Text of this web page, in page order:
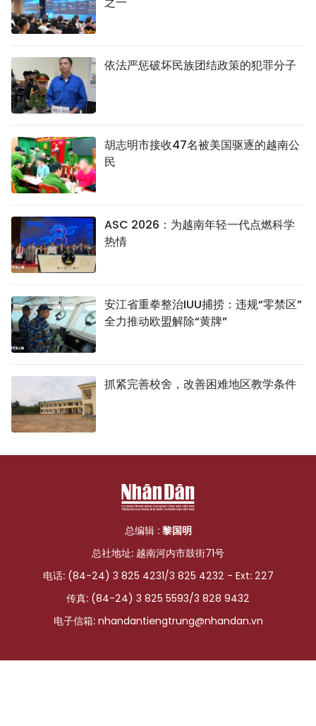
依法严惩破坏民族团结政策的犯罪分子
胡志明市接收47名被美国驱逐的越南公
民
ASC 2026：为越南年轻一代点燃科学
热情
安江省重拳整治IUU捕捞：违规“零禁区”
全力推动欧盟解除“黄牌”
抓紧完善校舍，改善困难地区教学条件
总编辑 : 黎国明
总社地址: 越南河内市鼓街71号
电话: (84-24) 3 825 4231/3 825 4232 - Ext: 227
传真: (84-24) 3 825 5593/3 828 9432
电子信箱: nhandantiengtrung@nhandan.vn